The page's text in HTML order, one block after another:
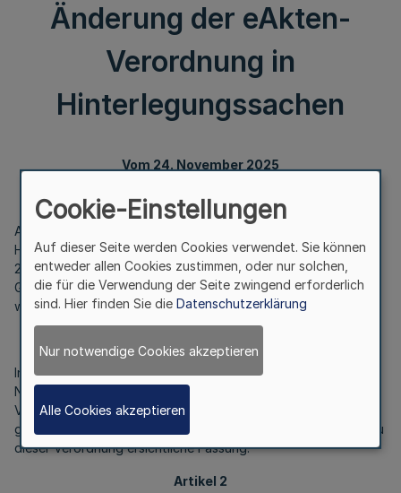
Änderung der eAkten-
Verordnung in
Hinterlegungssachen
Vom 24. November 2025
Auf Grund des § 8 Absatz 2 Satz 2, 3 und 4 des
Hinterlegungsgesetzes Nordrhein-Westfalen vom 16. März
2010 (GV. NRW. S. 192), das zuletzt durch Artikel 2 des
Gesetzes vom 6. Dezember 2022 (GV. NRW. S. 1072) geändert
worden ist, verordnet das Ministerium der Justiz:
In der eAkten-Verordnung in Hinterlegungssachen vom 27.
November 2023 (
GV. NRW. S. 1244
Verordnung vom 5. November 2025 (
geändert worden ist, erhält die Anlage die aus dem Anhang zu
dieser Verordnung ersichtliche Fassung.
Artikel 2
Cookie-Einstellungen
Auf dieser Seite werden Cookies verwendet. Sie können
entweder allen Cookies zustimmen, oder nur solchen,
die für die Verwendung der Seite zwingend erforderlich
sind. Hier finden Sie die Datenschutzerklärung
Nur notwendige Cookies akzeptieren
Alle Cookies akzeptieren